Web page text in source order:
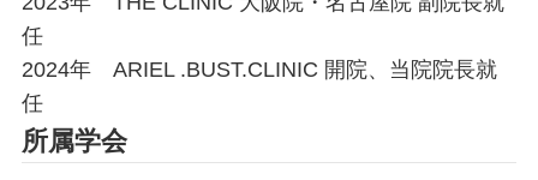
- 当院について
- 初めての方へ
- おしらせ
- お問い合わせ
- 院長紹介
- 美容コラム
任
2024年 ARIEL .BUST.CLINIC 開院、当院院長就
任
所属学会